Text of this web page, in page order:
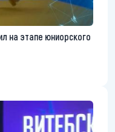
на этапе юниорского